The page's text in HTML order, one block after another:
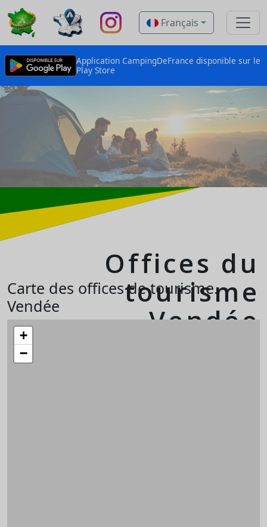
Français
Application CampingDeFrance disponible sur le
Play Store
Offices du
tourisme
Vendée
Carte des offices de tourisme.
Vendée
+
−